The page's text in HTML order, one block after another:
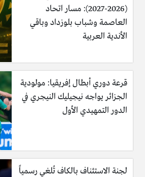
(2026-2027): مسار اتحاد
العاصمة وشباب بلوزداد وباقي
الأندية العربية
قرعة دوري أبطال إفريقيا: مولودية
الجزائر يواجه نيجيليك النيجري في
الدور التمهيدي الأول
لجنة الاستئناف بالكاف تُلغي رسمياً